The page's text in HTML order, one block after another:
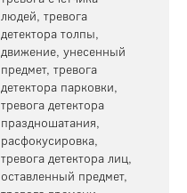
людей, тревога
детектора толпы,
движение, унесенный
предмет, тревога
детектора парковки,
тревога детектора
праздношатания,
расфокусировка,
тревога детектора лиц,
оставленный предмет,